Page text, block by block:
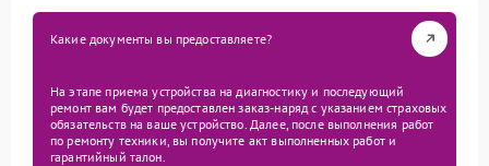
Какие документы вы предоставляете?
На этапе приема устройства на диагностику и последующий
ремонт вам будет предоставлен заказ-наряд с указанием страховых
обязательств на ваше устройство. Далее, после выполнения работ
по ремонту техники, вы получите акт выполненных работ и
гарантийный талон.